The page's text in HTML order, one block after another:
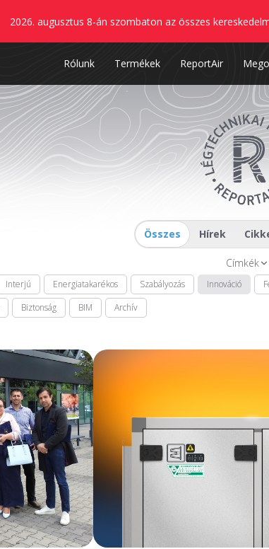
2026. augusztus 8-án szombaton az összes
Rólunk Termékek ReportAir
Összes Hírek
Címkék
Interjú Energiatakarékos Szabályozás Innováció
Biztonság BIM Archív